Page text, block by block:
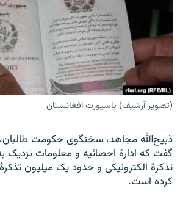
(تصویر آرشیف) پاسپورت افغانستان
ذبیح‌الله مجاهد، سخنگوی حکومت
تذکرهٔ الکترونیکی و حدود یک میلیون
کرده است.